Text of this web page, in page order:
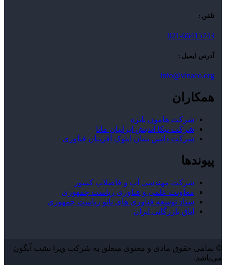
تلفن :
021-66415743
آدرس ایمیل :
info@vinaco.org
همکاران
شرکت هامون نایزه
شرکت نیکا اندیش ایرانیان مانا
شرکت دانش بنیان ایتوک آفرینان فناوری
پیوندها
شرکت مهندسی آب و فاضلاب کشور
معاونت علمی و فناوری ریاست جمهوری
ستاد توسعه فناوری های نانو ریاست جمهوری
اتاق بازرگانی ایران
© تمامی حقوق مادی و معنوی متعلق به شرکت ویرا نشت آبگون
می‌باشد.